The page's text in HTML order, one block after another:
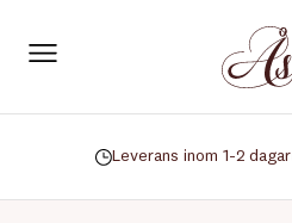
Leverans inom 1-2 dagar